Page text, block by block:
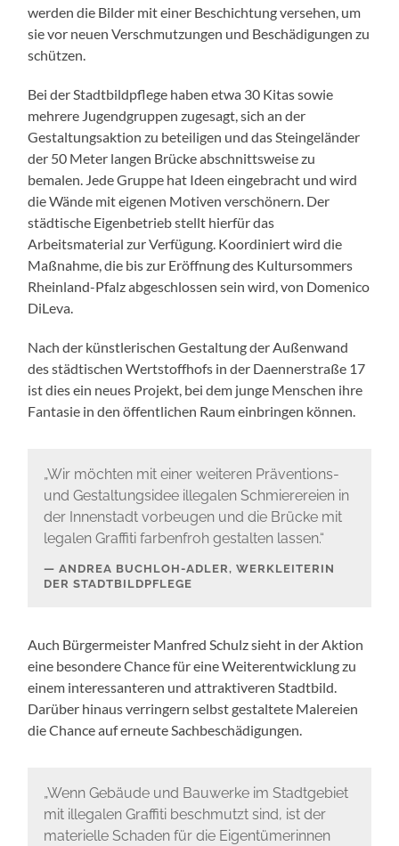
werden die Bilder mit einer Beschichtung versehen, um
sie vor neuen Verschmutzungen und Beschädigungen zu
schützen.
Bei der Stadtbildpflege haben etwa 30 Kitas sowie
mehrere Jugendgruppen zugesagt, sich an der
Gestaltungsaktion zu beteiligen und das Steingeländer
der 50 Meter langen Brücke abschnittsweise zu
bemalen. Jede Gruppe hat Ideen eingebracht und wird
die Wände mit eigenen Motiven verschönern. Der
städtische Eigenbetrieb stellt hierfür das
Arbeitsmaterial zur Verfügung. Koordiniert wird die
Maßnahme, die bis zur Eröffnung des Kultursommers
Rheinland-Pfalz abgeschlossen sein wird, von Domenico
DiLeva.
Nach der künstlerischen Gestaltung der Außenwand
des städtischen Wertstoffhofs in der Daennerstraße 17
ist dies ein neues Projekt, bei dem junge Menschen ihre
Fantasie in den öffentlichen Raum einbringen können.
„Wir möchten mit einer weiteren Präventions-
und Gestaltungsidee illegalen Schmierereien in
der Innenstadt vorbeugen und die Brücke mit
legalen Graffiti farbenfroh gestalten lassen.“
ANDREA BUCHLOH-ADLER, WERKLEITERIN
DER STADTBILDPFLEGE
Auch Bürgermeister Manfred Schulz sieht in der Aktion
eine besondere Chance für eine Weiterentwicklung zu
einem interessanteren und attraktiveren Stadtbild.
Darüber hinaus verringern selbst gestaltete Malereien
die Chance auf erneute Sachbeschädigungen.
„Wenn Gebäude und Bauwerke im Stadtgebiet
mit illegalen Graffiti beschmutzt sind, ist der
materielle Schaden für die Eigentümerinnen